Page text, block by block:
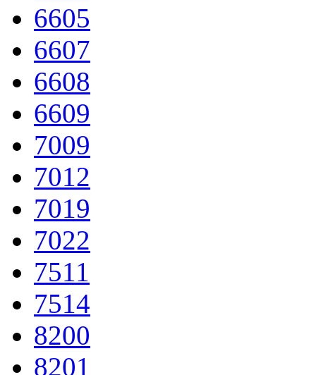
6605
6607
6608
6609
7009
7012
7019
7022
7511
7514
8200
8201